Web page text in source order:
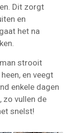
Dit zorgt
en
het na
strooit
en veegt
enkele dagen
zo vullen de
snelst!